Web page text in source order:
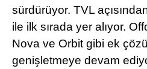
sürdürüyor. TVL
ile ilk sırada yer alıyor.
Nova ve Orbit gibi ek
genişletmeye devam